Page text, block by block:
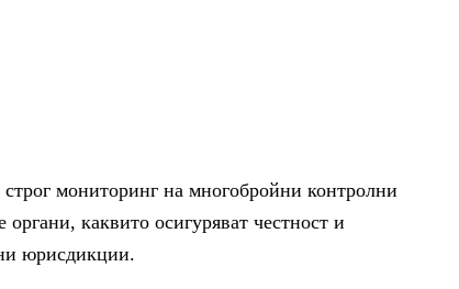
мониторинг на многобройни контролни
каквито осигуряват честност и
юрисдикции.